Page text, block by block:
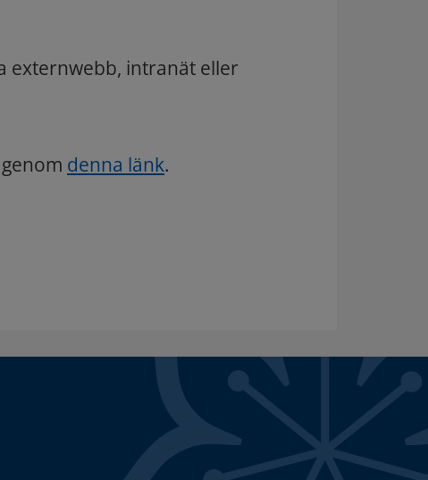
externwebb, intranät eller
denna länk.